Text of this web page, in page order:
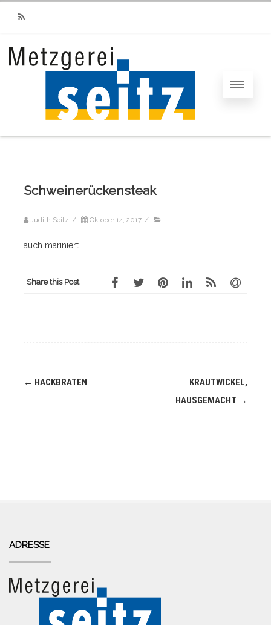
RSS
Schweinerückensteak
Judith Seitz / Oktober 14, 2017 /
auch mariniert
Share this Post
Navigation
← HACKBRATEN
KRAUTWICKEL,
HAUSGEMACHT →
ADRESSE